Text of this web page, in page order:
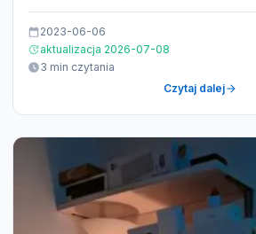
2023-06-06
aktualizacja 2026-07-08
3 min czytania
Czytaj dalej